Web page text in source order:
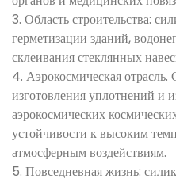
3. Область строительства:
герметизации зданий,
склеивания стеклянных
4. Аэрокосмическая отрасль.
изготовления уплотнений и
аэрокосмических
устойчивости к высоким
атмосферным воздействиям.
5. Повседневная жизнь: